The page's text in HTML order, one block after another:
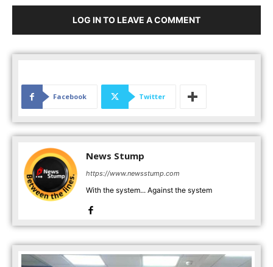
LOG IN TO LEAVE A COMMENT
Facebook Twitter
News Stump
https://www.newsstump.com
With the system... Against the system